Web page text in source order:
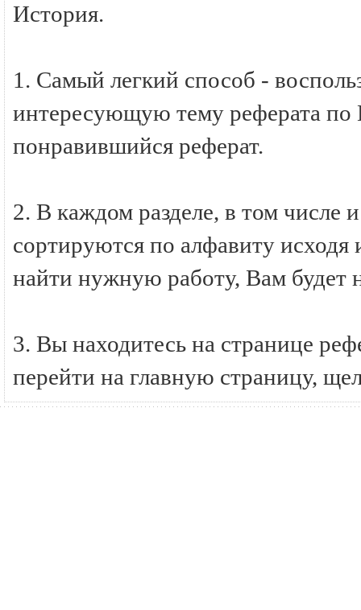
История.
1. Самый легкий способ -
интересующую тему реферата по
понравившийся реферат.
2. В каждом разделе, в том числе
сортируются по алфавиту исходя
найти нужную работу, Вам будет
3. Вы находитесь на странице
перейти на главную страницу,